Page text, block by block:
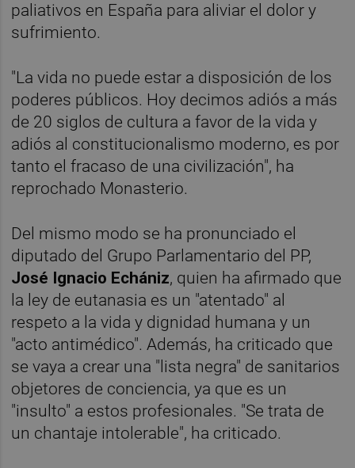
paliativos en España para aliviar el dolor y
sufrimiento.
"La vida no puede estar a disposición de los
poderes públicos. Hoy decimos adiós a más
de 20 siglos de cultura a favor de la vida y
adiós al constitucionalismo moderno, es por
tanto el fracaso de una civilización", ha
reprochado Monasterio.
Del mismo modo se ha pronunciado el
diputado del Grupo Parlamentario del PP,
José Ignacio Echániz, quien ha afirmado que
la ley de eutanasia es un "atentado" al
respeto a la vida y dignidad humana y un
"acto antimédico". Además, ha criticado que
se vaya a crear una "lista negra" de sanitarios
objetores de conciencia, ya que es un
"insulto" a estos profesionales. "Se trata de
un chantaje intolerable", ha criticado.